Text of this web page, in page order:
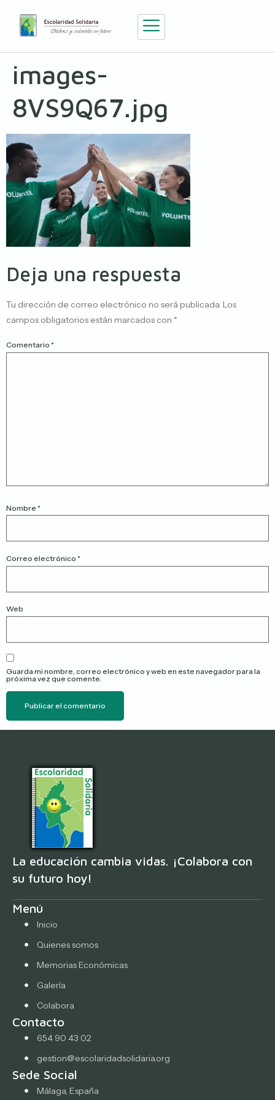
images-
8VS9Q67.jpg
Deja una respuesta
Tu dirección de correo electrónico no será publicada. Los
campos obligatorios están marcados con *
Comentario *
Nombre *
Correo electrónico *
Web
Guarda mi nombre, correo electrónico y web en este navegador para la
próxima vez que comente.
La educación cambia vidas. ¡Colabora con
su futuro hoy!
Menú
Inicio
Quienes somos
Memorias Económicas
Galería
Colabora
Contacto
654 90 43 02
gestion@escolaridadsolidaria.org
Sede Social
Málaga, España